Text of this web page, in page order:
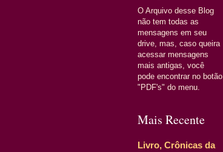
O Arquivo desse Blog
não tem todas as
mensagens em seu
drive, mas, caso queira
acessar mensagens
mais antigas, você
pode encontrar no botão
"PDF's" do menu.
Mais Recente
Livro, Crônicas da